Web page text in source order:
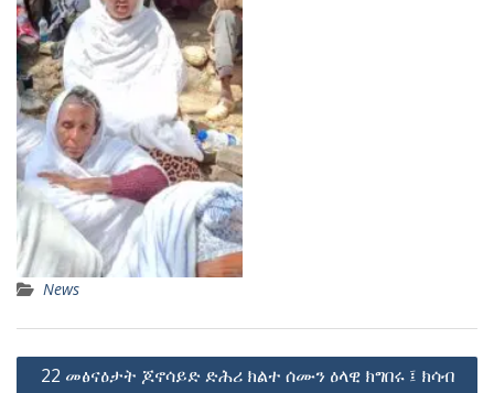
No Caption
News
Post
22 መፅናዕታት ጆኖሳይድ ድሕሪ ክልተ ሰሙን ዕላዊ ክግበሩ ፤ ክሳብ